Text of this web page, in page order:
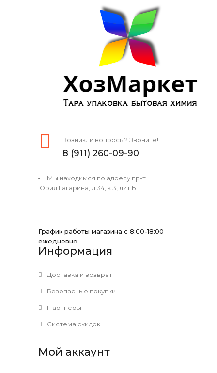
Возникли вопросы? Звоните!
8 (911) 260-09-90
Мы находимся по адресу пр-т
Юрия Гагарина, д 34, к 3, лит Б
График работы магазина с 8:00-18:00
ежедневно
Информация
Доставка и возврат
Безопасные покупки
Партнеры
Система скидок
Мой аккаунт